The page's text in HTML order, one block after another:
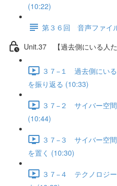
(10:22)
第３６回 音声ファイ
Unit.37 【過去側にいる人た
３７−１ 過去側にい
を振り返る (10:33)
３７−２ サイバー空
(10:44)
３７−３ サイバー空
を置く (10:30)
３７−４ テクノロジ